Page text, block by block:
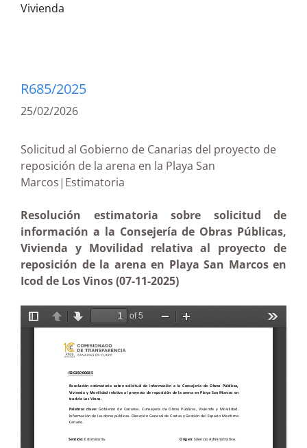
Vivienda
R685/2025
25/02/2026
Solicitud al Gobierno de Canarias del proyecto de
reposición de la arena en la Playa San
Marcos|Estimatoria
Resolución estimatoria sobre solicitud de
información a la Consejería de Obras Públicas,
Vivienda y Movilidad relativa al proyecto de
reposición de la arena en Playa San Marcos en
Icod de Los Vinos (07-11-2025)